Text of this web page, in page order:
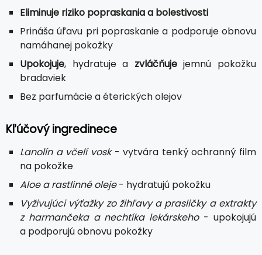
Eliminuje riziko popraskania a bolestivosti
Prináša úľavu pri popraskanie a podporuje obnovu
namáhanej pokožky
Upokojuje, hydratuje a zvláčňujejemnú pokožku
bradaviek
Bez parfumácie a éterických olejov
Kľúčový ingredinece
Lanolín a včelí vosk- vytvára tenký ochranný film
na pokožke
Aloe a rastlinné oleje- hydratujú pokožku
Vyživujúci výťažky zo žihľavy a prasličky a extrakty
z harmančeka a nechtíka lekárskeho- upokojujú
a podporujú obnovu pokožky